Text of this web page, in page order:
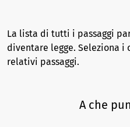
La lista di tutti i passaggi
diventare legge. Seleziona i
relativi passaggi.
A che